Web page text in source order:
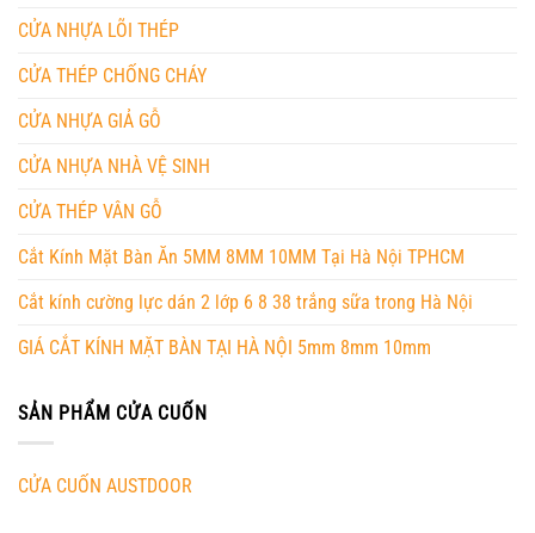
CỬA NHỰA LÕI THÉP
CỬA THÉP CHỐNG CHÁY
CỬA NHỰA GIẢ GỖ
CỬA NHỰA NHÀ VỆ SINH
CỬA THÉP VÂN GỖ
Cắt Kính Mặt Bàn Ăn 5MM 8MM 10MM Tại Hà Nội TPHCM
Cắt kính cường lực dán 2 lớp 6 8 38 trắng sữa trong Hà Nội
GIÁ CẮT KÍNH MẶT BÀN TẠI HÀ NỘI 5mm 8mm 10mm
SẢN PHẨM CỬA CUỐN
CỬA CUỐN AUSTDOOR